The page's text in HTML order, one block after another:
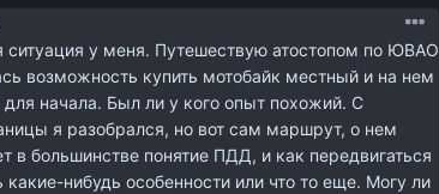
ситуация у меня. Путешествую атостопом по ЮВАО
возможность купить мотобайк местный и на нем
для начала. Был ли у кого опыт похожий. С
я разобрался, но вот сам маршрут, о нем
в большинстве понятие ПДД, и как передвигаться
нибудь особенности или что то еще. Могу ли